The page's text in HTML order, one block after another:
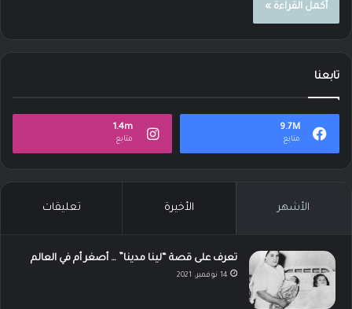
أكمل القراءة »
تابعنا
9.7M
متابع
1.4m
متابع
الأشهر الأخيرة تعليقات
تعرف على قصة “لينا مدينا” … أصغر أم في العالم
14 نوفمبر، 2021